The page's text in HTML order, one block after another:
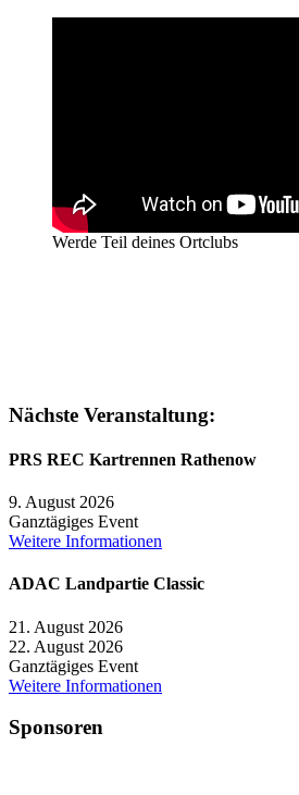
Werde Teil deines Ortclubs
Nächste Veranstaltung:
PRS REC Kartrennen Rathenow
9. August 2026
Ganztägiges Event
Weitere Informationen
ADAC Landpartie Classic
21. August 2026
22. August 2026
Ganztägiges Event
Weitere Informationen
Sponsoren